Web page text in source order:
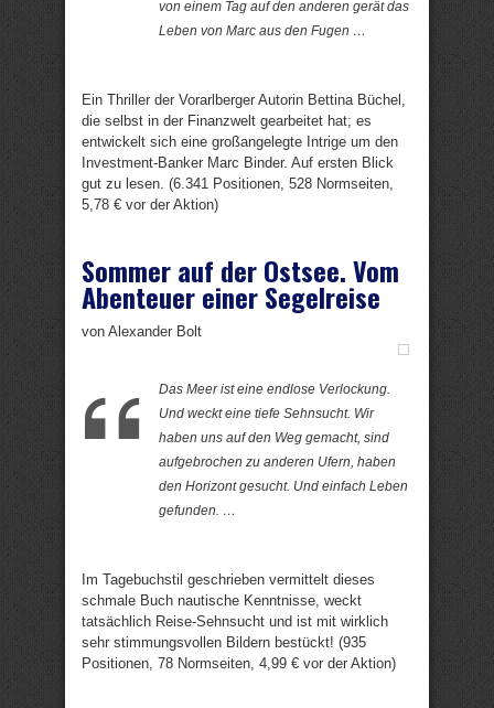
von einem Tag auf den anderen gerät das
Leben von Marc aus den Fugen …
Ein Thriller der Vorarlberger Autorin Bettina Büchel,
die selbst in der Finanzwelt gearbeitet hat; es
entwickelt sich eine großangelegte Intrige um den
Investment-Banker Marc Binder. Auf ersten Blick
gut zu lesen. (6.341 Positionen, 528 Normseiten,
5,78 € vor der Aktion)
Sommer auf der Ostsee. Vom
Abenteuer einer Segelreise
von Alexander Bolt
Das Meer ist eine endlose Verlockung.
Und weckt eine tiefe Sehnsucht. Wir
haben uns auf den Weg gemacht, sind
aufgebrochen zu anderen Ufern, haben
den Horizont gesucht. Und einfach Leben
gefunden. …
Im Tagebuchstil geschrieben vermittelt dieses
schmale Buch nautische Kenntnisse, weckt
tatsächlich Reise-Sehnsucht und ist mit wirklich
sehr stimmungsvollen Bildern bestückt! (935
Positionen, 78 Normseiten, 4,99 € vor der Aktion)